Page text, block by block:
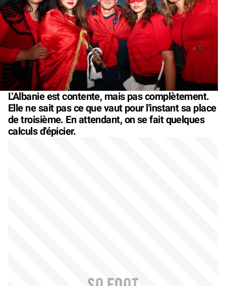
L'Albanie est contente, mais pas complètement.
Elle ne sait pas ce que vaut pour l'instant sa place
de troisième. En attendant, on se fait quelques
calculs d'épicier.